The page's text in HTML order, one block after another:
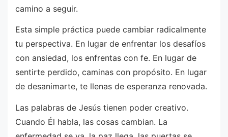
camino a seguir.
Esta simple práctica puede cambiar radicalmente
tu perspectiva. En lugar de enfrentar los desafíos
con ansiedad, los enfrentas con fe. En lugar de
sentirte perdido, caminas con propósito. En lugar
de desanimarte, te llenas de esperanza renovada.
Las palabras de Jesús tienen poder creativo.
Cuando Él habla, las cosas cambian. La